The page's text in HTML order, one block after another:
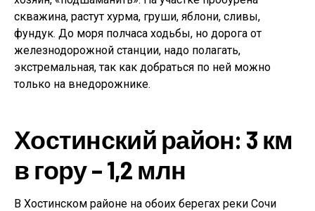
скважина, растут хурма, груши, яблони, сливы,
фундук. До моря полчаса ходьбы, но дорога от
железнодорожной станции, надо полагать,
экстремальная, так как добраться по ней можно
только на внедорожнике.
Хостинский район: 3 км
в гору – 1,2 млн
В Хостинском районе на обоих берегах реки Сочи